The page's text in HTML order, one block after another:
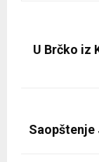
U Brčko iz
Saopštenje